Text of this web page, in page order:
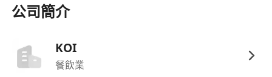
公司簡介
KOI
餐飲業